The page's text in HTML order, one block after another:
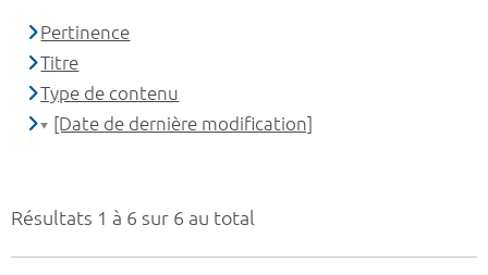
Résultats 1 à 6 sur 6 au total
Pertinence
Titre
Type de contenu
[Date de dernière modification]